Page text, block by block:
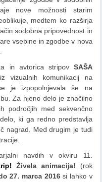
nove možnosti starim
medtem ko razširja
sodobna pripovednost in
vsebine in zgodbe v nova
in avtorica stripov SAŠA
vizualnih komunikacij na
je izpopolnjevala še na
Za njeno delo je značilno
področjih med sekvenčno
ki ga redno predstavlja
nagrad. Med drugim je tudi
navdih v okviru 11.
Živela animacija! (rok
27. marca 2016si lahko v